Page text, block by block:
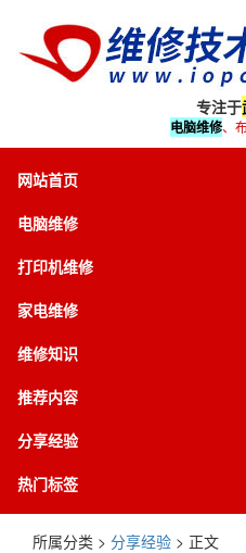
专注于
电脑维修、
网站首页
电脑维修
打印机维修
家电维修
维修知识
推荐内容
分享经验
热门标签
所属分类 > 分享经验 > 正文